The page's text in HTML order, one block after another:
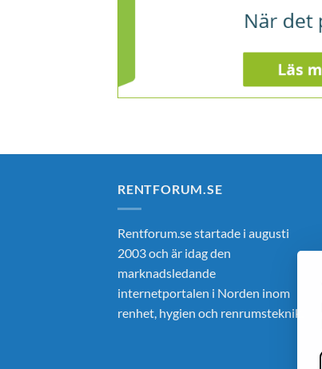
RENTFORUM.SE
Rentforum.se startade i augusti
2003 och är idag den
marknadsledande
internetportalen i Norden inom
renhet, hygien och renrumsteknik.